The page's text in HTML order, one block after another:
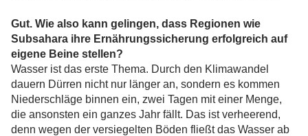
Gut. Wie also kann gelingen, dass Regionen wie
Subsahara ihre Ernährungssicherung erfolgreich auf
eigene Beine stellen?
Wasser ist das erste Thema. Durch den Klimawandel
dauern Dürren nicht nur länger an, sondern es kommen
Niederschläge binnen ein, zwei Tagen mit einer Menge,
die ansonsten ein ganzes Jahr fällt. Das ist verheerend,
denn wegen der versiegelten Böden fließt das Wasser ab